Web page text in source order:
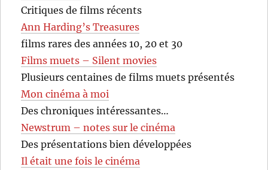
Critiques de films récents
Ann Harding’s Treasures
films rares des années 10, 20 et 30
Films muets – Silent movies
Plusieurs centaines de films muets présentés
Mon cinéma à moi
Des chroniques intéressantes…
Newstrum – notes sur le cinéma
Des présentations bien développées
Il était une fois le cinéma